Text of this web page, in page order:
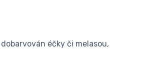
éčky či melasou,